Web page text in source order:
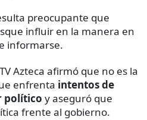
preocupante que
influir en la manera en
informarse.
Azteca afirmó que no es la
enfrenta intentos de
político y aseguró que
frente al gobierno.